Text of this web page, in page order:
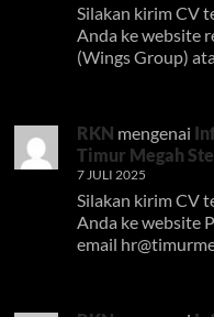
Silakan kirim CV
Anda ke website
(Wings Group)
RKN mengenai
Timur Megah
7 JULI 2025
Silakan kirim CV
Anda ke website
email